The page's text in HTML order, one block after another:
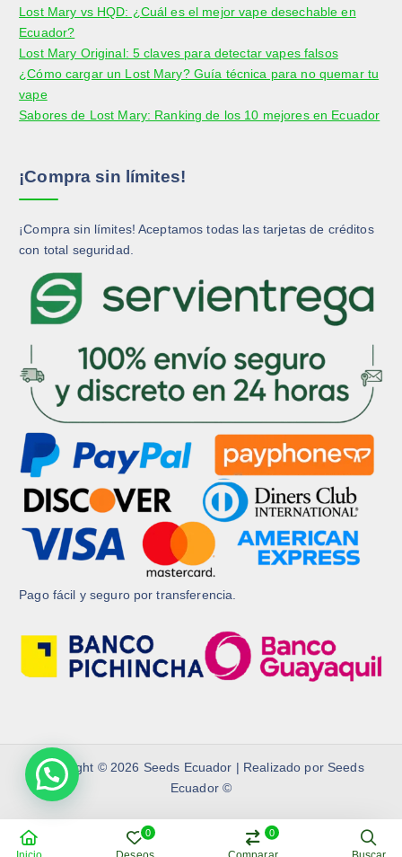
Lost Mary vs HQD: ¿Cuál es el mejor vape desechable en
Ecuador?
Lost Mary Original: 5 claves para detectar vapes falsos
¿Cómo cargar un Lost Mary? Guía técnica para no quemar tu
vape
Sabores de Lost Mary: Ranking de los 10 mejores en Ecuador
¡Compra sin límites!
¡Compra sin límites! Aceptamos todas las tarjetas de créditos
con total seguridad.
Pago fácil y seguro por transferencia.
Copyright © 2026 Seeds Ecuador | Realizado por Seeds
Ecuador ©
Privacy Policy
Refund Policy
Términos y condiciones
0 0